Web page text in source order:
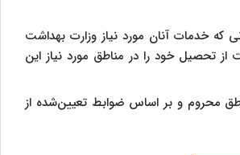
که خدمات آنان مورد نیاز وزارت بهداشت
ماه نخست پس از فراغت از تحصیل خود را در مناطق مورد نیاز این
محروم و بر اساس ضوابط تعیین‌شده از